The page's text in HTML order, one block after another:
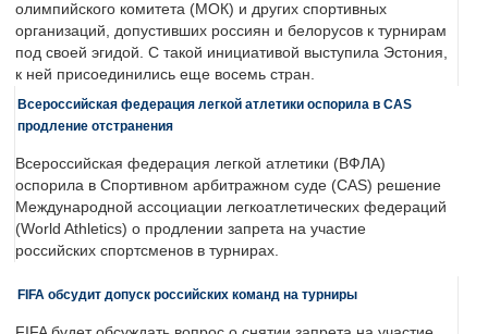
олимпийского комитета (МОК) и других спортивных
организаций, допустивших россиян и белорусов к турнирам
под своей эгидой. С такой инициативой выступила Эстония,
к ней присоединились еще восемь стран.
Всероссийская федерация легкой атлетики оспорила в CAS
продление отстранения
Всероссийская федерация легкой атлетики (ВФЛА)
оспорила в Спортивном арбитражном суде (CAS) решение
Международной ассоциации легкоатлетических федераций
(World Athletics) о продлении запрета на участие
российских спортсменов в турнирах.
FIFA обсудит допуск российских команд на турниры